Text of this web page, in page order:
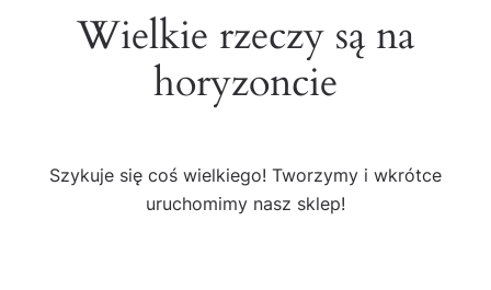
Wielkie rzeczy są na
horyzoncie
Szykuje się coś wielkiego! Tworzymy i wkrótce
uruchomimy nasz sklep!